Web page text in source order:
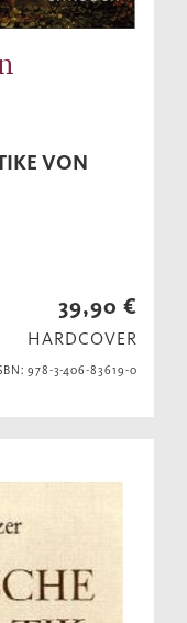
VON
39,90 €
HARDCOVER
978-3-406-83619-0